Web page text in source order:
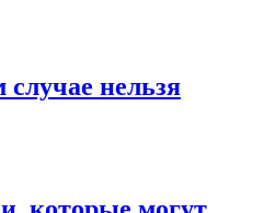
нельзя